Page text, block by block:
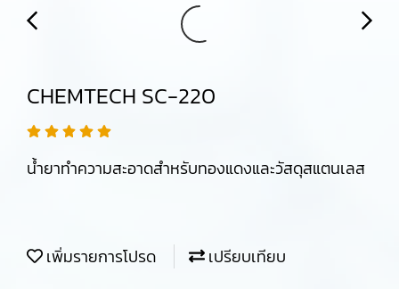
CHEMTECH SC-220
น้ำยาทำความสะอาดสำหรับทองแดงและวัสดุสแตนเลส
เพิ่มรายการโปรด
เปรียบเทียบ